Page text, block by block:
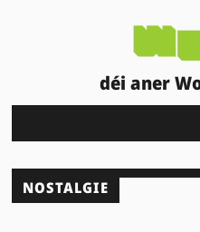
déi aner
NOSTALGIE